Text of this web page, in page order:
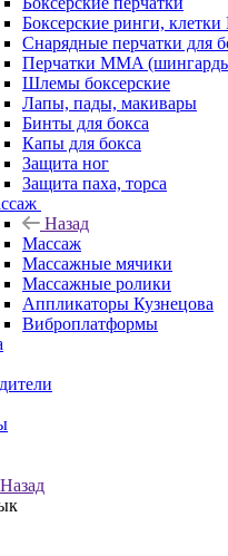
Боксерские ринги,
Снарядные перчатки для
Перчатки MMA
Шлемы боксерские
Лапы, пады, макивары
Бинты для бокса
Капы для бокса
Защита ног
Защита паха, торса
Назад
Массаж
Массажные мячики
Массажные ролики
Аппликаторы Кузнецова
Виброплатформы
Назад